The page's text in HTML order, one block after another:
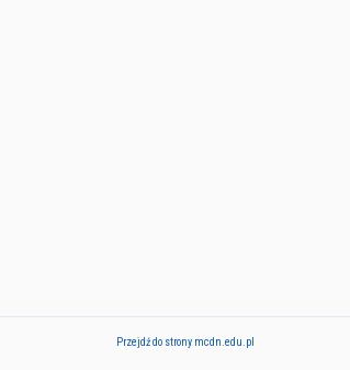
Przejdź do strony mcdn.edu.pl